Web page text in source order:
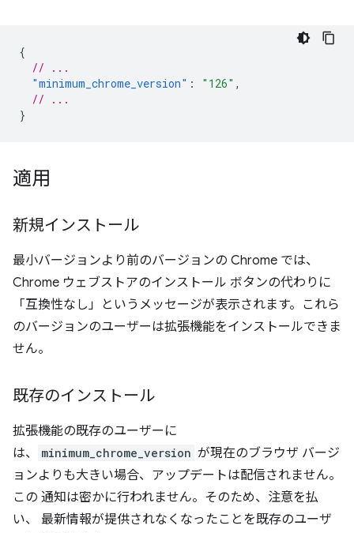
{
// ...
"minimum_chrome_version" : "126" ,
// ...
}
適用
新規インストール
最小バージョンより前のバージョンの Chrome では、
Chrome ウェブストアのインストール ボタンの代わりに
「互換性なし」というメッセージが表示されます。これら
のバージョンのユーザーは拡張機能をインストールできま
せん。
既存のインストール
拡張機能の既存のユーザーに
は、
minimum_chrome_version が現在のブラウザ バージ
ョンよりも大きい場合、アップデートは配信されません。
この 通知は密かに行われません。そのため、注意を払
い、 最新情報が提供されなくなったことを既存のユーザ